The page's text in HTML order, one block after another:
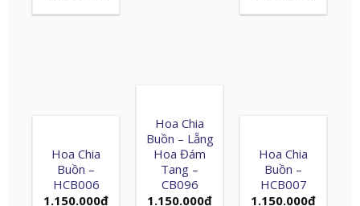
Hoa Chia
Buồn – Lẵng
Hoa Đám
Tang –
CB096
1.150.000₫
Hoa Chia
Buồn –
HCB006
1.150.000₫
Hoa Chia
Buồn –
HCB007
1.150.000₫